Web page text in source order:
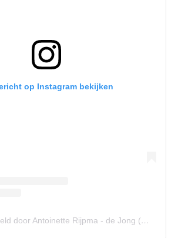
op Instagram bekijken
Een bericht gedeeld door Antoinette Rijpma - de Jong (@_antoinettedejong)